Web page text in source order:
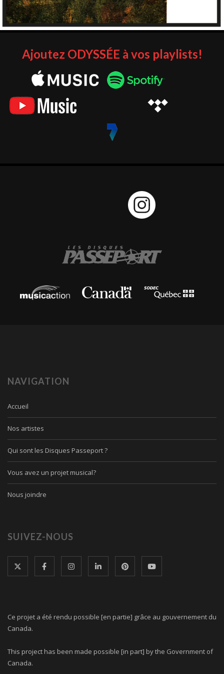
Ajoutez ODYSSÉE à vos playlists!
NAVIGATION
Accueil
Nos artistes
Qui sont les Disques Passeport ?
Vous avez un projet musical?
Nous joindre
SUIVEZ-NOUS
Ce projet a été rendu possible [en partie] grâce au gouvernement du
Canada.
This project has been made possible [in part] by the Government of
Canada.